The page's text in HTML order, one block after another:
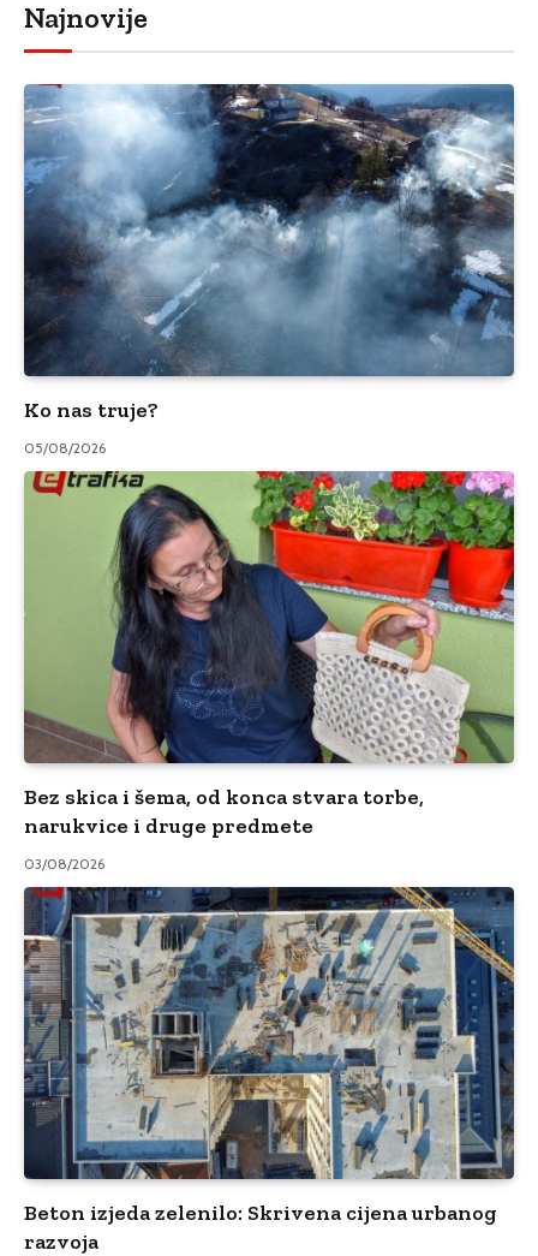
Najnovije
Ko nas truje?
05/08/2026
Bez skica i šema, od konca stvara torbe,
narukvice i druge predmete
03/08/2026
Beton izjeda zelenilo: Skrivena cijena urbanog
razvoja